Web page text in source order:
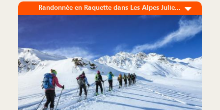
Randonnée en Raquette dans Les Alpes Juliennes et le Parc National du Triglav